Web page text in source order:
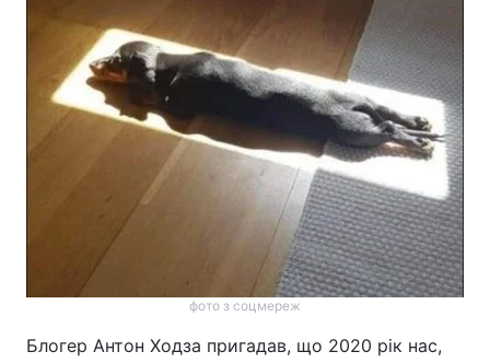
фото з соцмереж
Блогер Антон Ходза пригадав, що 2020 рік нас,